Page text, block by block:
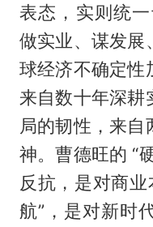
表态，实则统
做实业、谋发展
球经济不确定性
来自数十年深耕
局的韧性，来
神。曹德旺的 “
反抗，是对商
航”，是对新时